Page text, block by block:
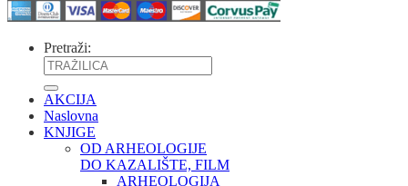
Pretraži:
AKCIJA
Naslovna
KNJIGE
OD ARHEOLOGIJE
DO KAZALIŠTE, FILM
ARHEOLOGIJA